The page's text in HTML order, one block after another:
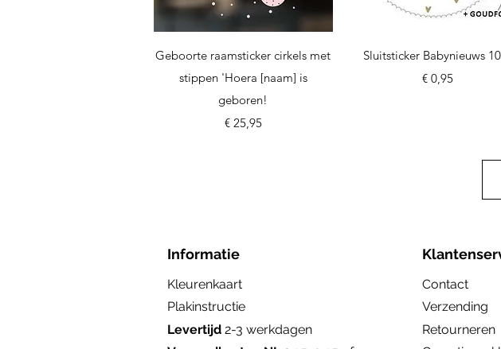
Snel overzicht
Geboorte raamsticker cirkels met
stippen 'Hoera [naam] is
geboren!
Prijs
€ 25,95
Snel overzicht
Sluitsticker Babynieuws
Prijs
€ 0,95
Informatie
Kleurenkaart
Plakinstructie
Levertijd 2-3 werkdagen
Contact
Verzending
Retourneren